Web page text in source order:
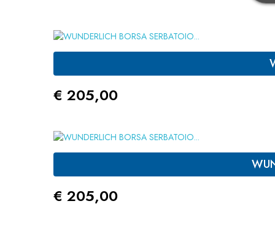
Prezzo
€ 205,00
Prezzo
€ 205,00